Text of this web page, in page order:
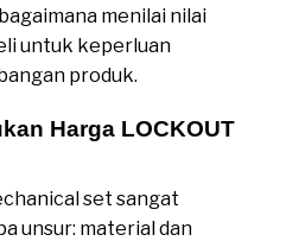
menilai nilai
untuk keperluan
produk.
Harga LOCKOUT
set sangat
unsur: material dan